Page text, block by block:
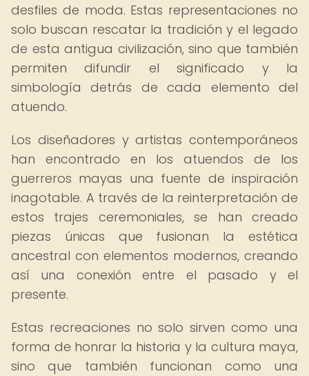
desfiles de moda. Estas representaciones no
solo buscan rescatar la tradición y el legado
de esta antigua civilización, sino que también
permiten difundir el significado y la
simbología detrás de cada elemento del
atuendo.
Los diseñadores y artistas contemporáneos
han encontrado en los atuendos de los
guerreros mayas una fuente de inspiración
inagotable. A través de la reinterpretación de
estos trajes ceremoniales, se han creado
piezas únicas que fusionan la estética
ancestral con elementos modernos, creando
así una conexión entre el pasado y el
presente.
Estas recreaciones no solo sirven como una
forma de honrar la historia y la cultura maya,
sino que también funcionan como una